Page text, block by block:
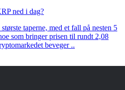
ned i dag?
taperne, med et fall på nesten 5
som bringer prisen til rundt 2,08
beveger ..